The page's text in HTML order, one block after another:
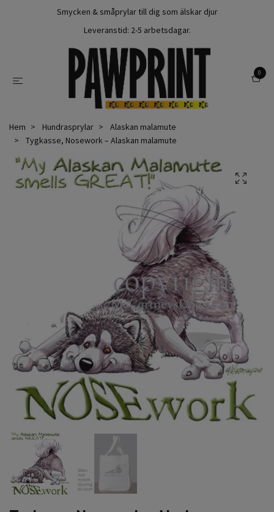
Smycken & småprylar till dig som älskar djur
Leveranstid: 2-5 arbetsdagar.
0
Hem Hundrasprylar
Alaskan malamute
Tygkasse, Nosework – Alaskan malamute